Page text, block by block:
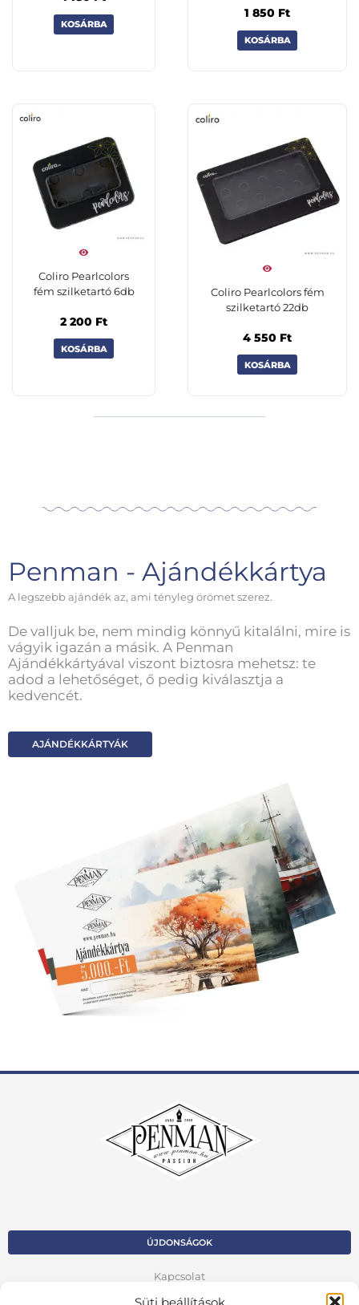
Süti beállítások
KOSÁRBA
1 850 Ft
KOSÁRBA
Coliro Pearlcolors
fém szilketartó 6db
2 200 Ft
KOSÁRBA
Coliro Pearlcolors fém
szilketartó 22db
4 550 Ft
KOSÁRBA
Penman - Ajándékkártya
A legszebb ajándék az, ami tényleg örömet szerez.
De valljuk be, nem mindig könnyű kitalálni, mire is
vágyik igazán a másik. A Penman
Ajándékkártyával viszont biztosra mehetsz: te
adod a lehetőséget, ő pedig kiválasztja a
kedvencét.
AJÁNDÉKKÁRTYÁK
ÚJDONSÁGOK
Kapcsolat